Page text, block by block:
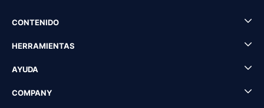
CONTENIDO
HERRAMIENTAS
AYUDA
COMPANY